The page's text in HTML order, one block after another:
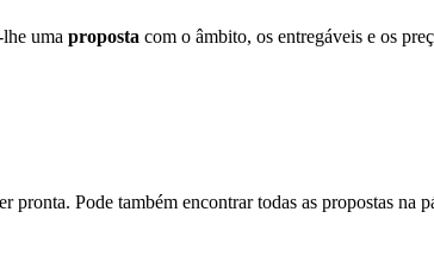
uma proposta com o âmbito, os entregáveis e os
Pode também encontrar todas as propostas na